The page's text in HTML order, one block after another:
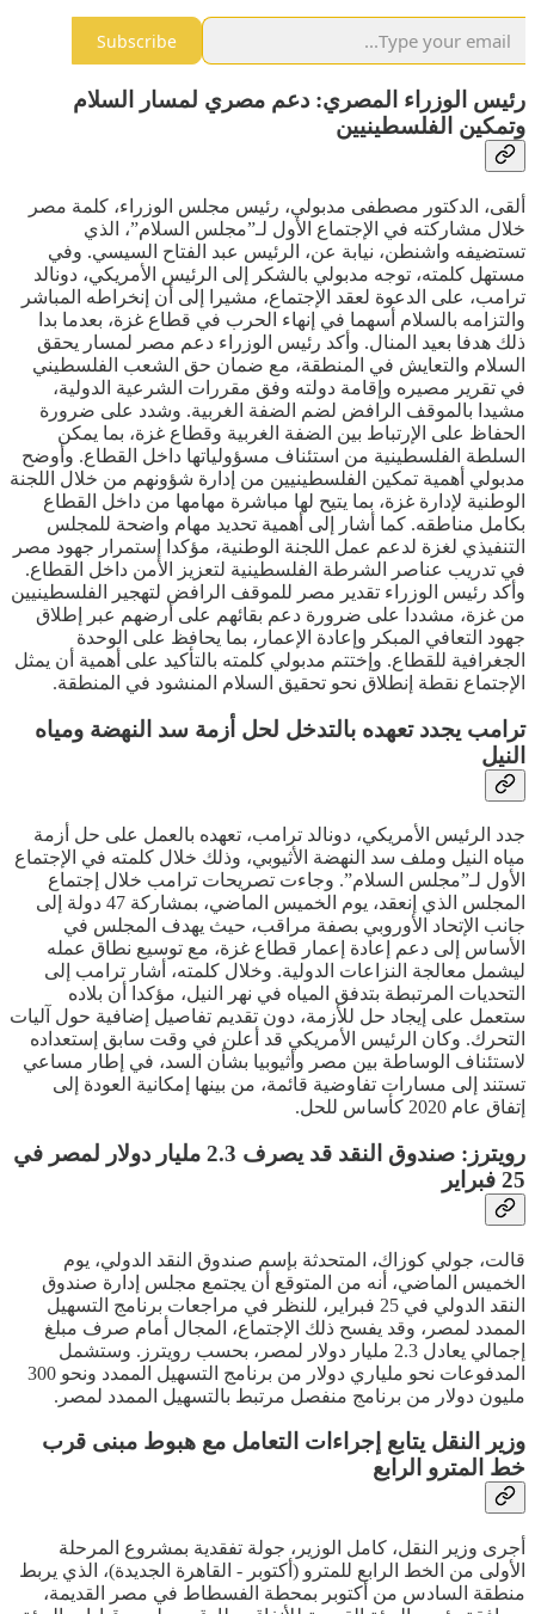
Subscribe
رئيس الوزراء المصري: دعم مصري لمسار السلام
وتمكين الفلسطينيين
ألقى، الدكتور مصطفى مدبولي، رئيس مجلس الوزراء، كلمة مصر
خلال مشاركته في الإجتماع الأول لـ”مجلس السلام”، الذي
تستضيفه واشنطن، نيابة عن، الرئيس عبد الفتاح السيسي. وفي
مستهل كلمته، توجه مدبولي بالشكر إلى الرئيس الأمريكي، دونالد
ترامب، على الدعوة لعقد الإجتماع، مشيرا إلى أن إنخراطه المباشر
والتزامه بالسلام أسهما في إنهاء الحرب في قطاع غزة، بعدما بدا
ذلك هدفا بعيد المنال. وأكد رئيس الوزراء دعم مصر لمسار يحقق
السلام والتعايش في المنطقة، مع ضمان حق الشعب الفلسطيني
في تقرير مصيره وإقامة دولته وفق مقررات الشرعية الدولية،
مشيدا بالموقف الرافض لضم الضفة الغربية. وشدد على ضرورة
الحفاظ على الإرتباط بين الضفة الغربية وقطاع غزة، بما يمكن
السلطة الفلسطينية من استئناف مسؤولياتها داخل القطاع. وأوضح
مدبولي أهمية تمكين الفلسطينيين من إدارة شؤونهم من خلال اللجنة
الوطنية لإدارة غزة، بما يتيح لها مباشرة مهامها من داخل القطاع
بكامل مناطقه. كما أشار إلى أهمية تحديد مهام واضحة للمجلس
التنفيذي لغزة لدعم عمل اللجنة الوطنية، مؤكدا إستمرار جهود مصر
في تدريب عناصر الشرطة الفلسطينية لتعزيز الأمن داخل القطاع.
وأكد رئيس الوزراء تقدير مصر للموقف الرافض لتهجير الفلسطينيين
من غزة، مشددا على ضرورة دعم بقائهم على أرضهم عبر إطلاق
جهود التعافي المبكر وإعادة الإعمار، بما يحافظ على الوحدة
الجغرافية للقطاع. وإختتم مدبولي كلمته بالتأكيد على أهمية أن يمثل
الإجتماع نقطة إنطلاق نحو تحقيق السلام المنشود في المنطقة.
ترامب يجدد تعهده بالتدخل لحل أزمة سد النهضة ومياه
النيل
جدد الرئيس الأمريكي، دونالد ترامب، تعهده بالعمل على حل أزمة
مياه النيل وملف سد النهضة الأثيوبي، وذلك خلال كلمته في الإجتماع
الأول لـ”مجلس السلام”. وجاءت تصريحات ترامب خلال إجتماع
المجلس الذي إنعقد، يوم الخميس الماضي، بمشاركة 47 دولة إلى
جانب الإتحاد الأوروبي بصفة مراقب، حيث يهدف المجلس في
الأساس إلى دعم إعادة إعمار قطاع غزة، مع توسيع نطاق عمله
ليشمل معالجة النزاعات الدولية. وخلال كلمته، أشار ترامب إلى
التحديات المرتبطة بتدفق المياه في نهر النيل، مؤكدا أن بلاده
ستعمل على إيجاد حل للأزمة، دون تقديم تفاصيل إضافية حول آليات
التحرك. وكان الرئيس الأمريكي قد أعلن في وقت سابق إستعداده
لاستئناف الوساطة بين مصر وأثيوبيا بشأن السد، في إطار مساعي
تستند إلى مسارات تفاوضية قائمة، من بينها إمكانية العودة إلى
إتفاق عام 2020 كأساس للحل.
رويترز: صندوق النقد قد يصرف 2.3 مليار دولار لمصر في
25 فبراير
قالت، جولي كوزاك، المتحدثة بإسم صندوق النقد الدولي، يوم
الخميس الماضي، أنه من المتوقع أن يجتمع مجلس إدارة صندوق
النقد الدولي في 25 فبراير، للنظر في مراجعات برنامج التسهيل
الممدد لمصر، وقد يفسح ذلك الإجتماع، المجال أمام صرف مبلغ
إجمالي يعادل 2.3 مليار دولار لمصر، بحسب رويترز. وستشمل
المدفوعات نحو ملياري دولار من برنامج التسهيل الممدد ونحو 300
مليون دولار من برنامج منفصل مرتبط بالتسهيل الممدد لمصر.
وزير النقل يتابع إجراءات التعامل مع هبوط مبنى قرب
خط المترو الرابع
أجرى وزير النقل، كامل الوزير، جولة تفقدية بمشروع المرحلة
الأولى من الخط الرابع للمترو (أكتوبر - القاهرة الجديدة)، الذي يربط
منطقة السادس من أكتوبر بمحطة الفسطاط في مصر القديمة،